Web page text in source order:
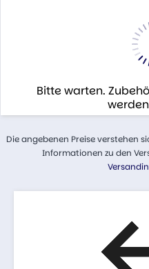
Bitte warten.
Die angebenen Preise verstehen
Informationen zu den